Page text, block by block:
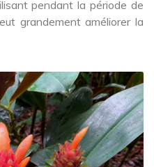
pendant la période de
grandement améliorer la